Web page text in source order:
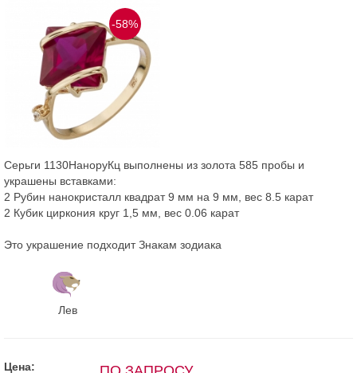
-58%
Серьги 1130НаноруКц выполнены из золота 585 пробы и
украшены вставками:
2 Рубин нанокристалл квадрат 9 мм на 9 мм, вес 8.5 карат
2 Кубик циркония круг 1,5 мм, вес 0.06 карат
Это украшение подходит Знакам зодиака
Лев
Цена: